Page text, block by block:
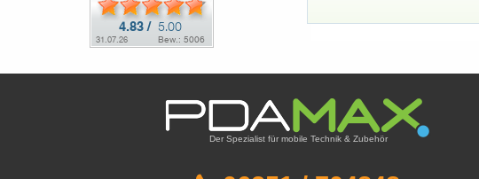
Der Spezialist für mobile Technik & Zubehör